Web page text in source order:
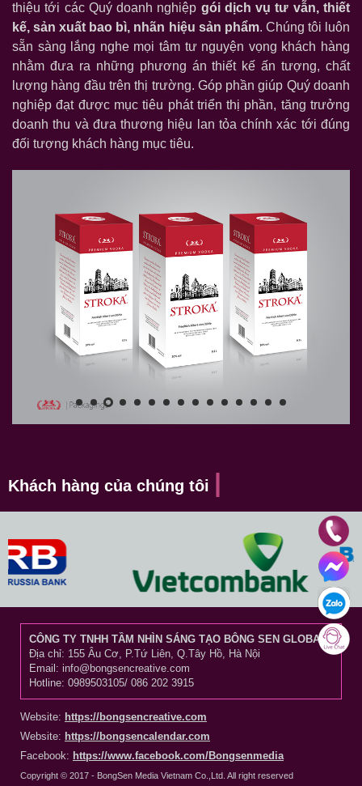
thiệu tới các Quý doanh nghiệp gói dịch vụ tư vẫn, thiết
kế, sản xuất bao bì, nhãn hiệu sản phẩm. Chúng tôi luôn
sẵn sàng lắng nghe mọi tâm tư nguyện vọng khách hàng
nhằm đưa ra những phương án thiết kế ấn tượng, chất
lượng hàng đầu trên thị trường. Góp phần giúp Quý doanh
nghiệp đạt được mục tiêu phát triển thị phần, tăng trưởng
doanh thu và đưa thương hiệu lan tỏa chính xác tới đúng
đối tượng khách hàng mục tiêu.
Khách hàng của chúng tôi
CÔNG TY TNHH TẦM NHÌN SÁNG TẠO BÔNG SEN GLOBAL
Địa chỉ: 155 Âu Cơ, P.Tứ Liên, Q.Tây Hồ, Hà Nội
Email: info@bongsencreative.com
Hotline: 0989503105/ 086 202 3915
Website: https://bongsencreative.com
Website: https://bongsencalendar.com
Facebook: https://www.facebook.com/Bongsenmedia
Copyright © 2017 - BongSen Media Vietnam Co.,Ltd. All right reserved